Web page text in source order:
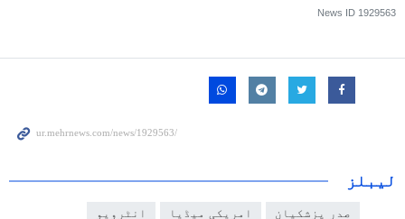
News ID 1929563
لیبلز
صدر پزشکیان امریکی میڈیا انٹرویو